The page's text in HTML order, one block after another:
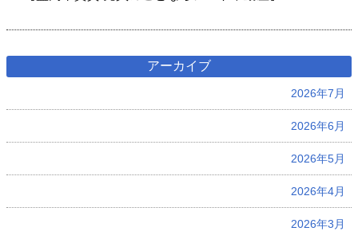
アーカイブ
2026年7月
2026年6月
2026年5月
2026年4月
2026年3月